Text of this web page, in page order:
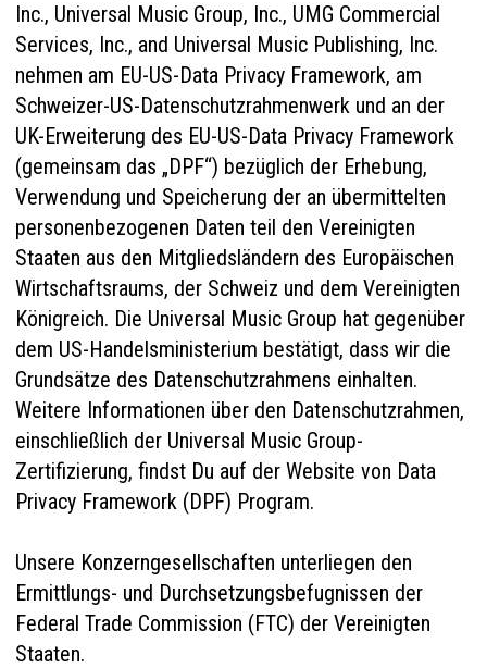
Inc., Universal Music Group, Inc., UMG Commercial
Services, Inc., and Universal Music Publishing, Inc.
nehmen am EU-US-Data Privacy Framework, am
Schweizer-US-Datenschutzrahmenwerk und an der
UK-Erweiterung des EU-US-Data Privacy Framework
(gemeinsam das „DPF“) bezüglich der Erhebung,
Verwendung und Speicherung der an übermittelten
personenbezogenen Daten teil den Vereinigten
Staaten aus den Mitgliedsländern des Europäischen
Wirtschaftsraums, der Schweiz und dem Vereinigten
Königreich. Die Universal Music Group hat gegenüber
dem US-Handelsministerium bestätigt, dass wir die
Grundsätze des Datenschutzrahmens einhalten.
Weitere Informationen über den Datenschutzrahmen,
einschließlich der Universal Music Group-
Zertifizierung, findst Du auf der Website von Data
Privacy Framework (DPF) Program.
Unsere Konzerngesellschaften unterliegen den
Ermittlungs- und Durchsetzungsbefugnissen der
Federal Trade Commission (FTC) der Vereinigten
Staaten.